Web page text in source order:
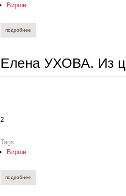
Вирши
подробнее
Елена УХОВА. Из
2
Tags:
Вирши
подробнее